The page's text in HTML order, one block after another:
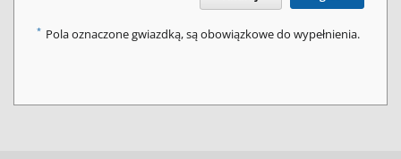
* Pola oznaczone gwiazdką, są obowiązkowe do wypełnienia.